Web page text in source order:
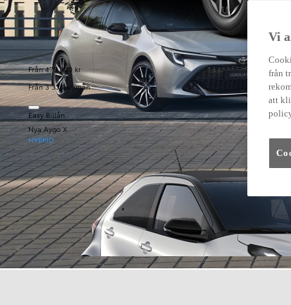
Från 479 900 kr
Från 3 333 kr/mån
Easy Billån
Nya Aygo X
HYBRID
Vi
från
att